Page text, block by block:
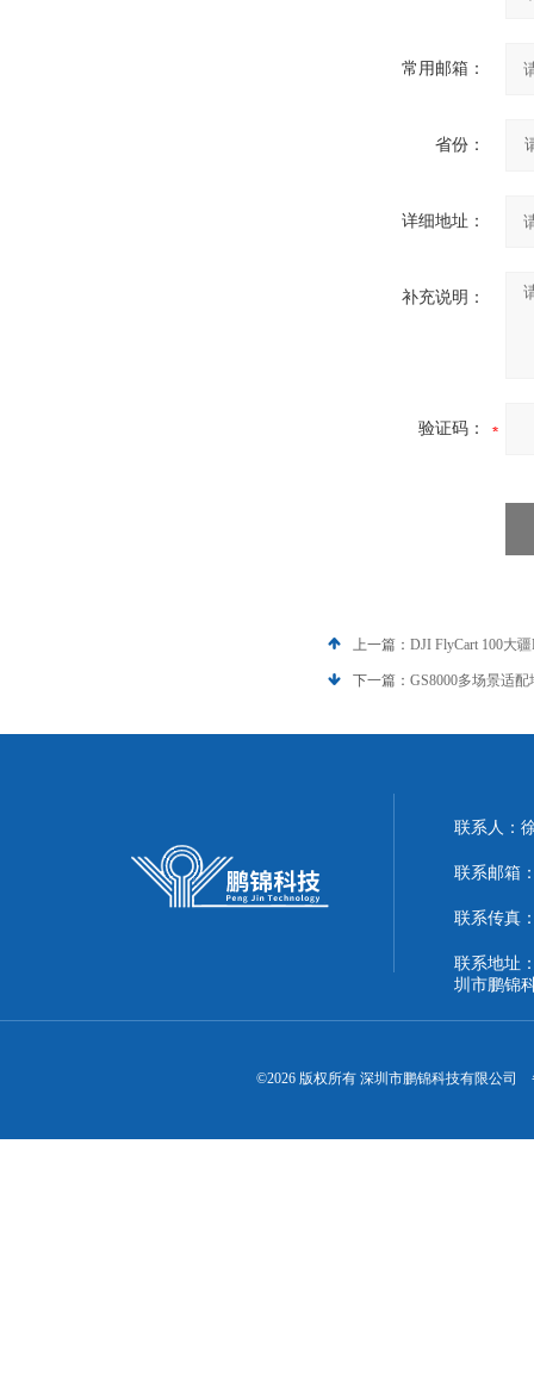
常用邮箱：
省份：
详细地址：
补充说明：
验证码：
上一篇： DJI FlyCart 100大
下一篇： GS8000多场景适
联系人：
联系邮箱
联系传真
联系地址
圳市鹏锦
©2026 版权所有 深圳市鹏锦科技有限公司